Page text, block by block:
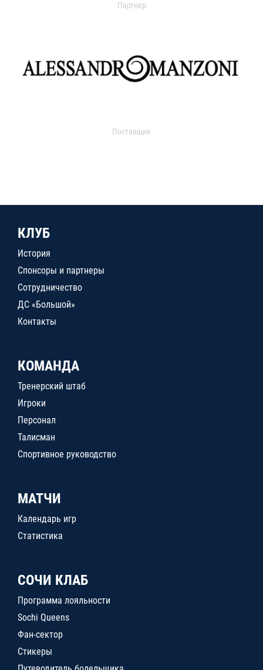
Партнер
Поставщик
КЛУБ
История
Спонсоры и партнеры
Сотрудничество
ДС «Большой»
Контакты
КОМАНДА
Тренерский штаб
Игроки
Персонал
Талисман
Спортивное руководство
МАТЧИ
Календарь игр
Статистика
СОЧИ КЛАБ
Программа лояльности
Sochi Queens
Фан-сектор
Стикеры